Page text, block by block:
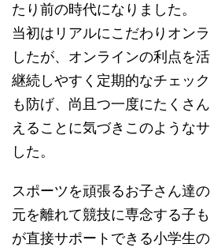
たり前の時代になりました。
当初はリアルにこだわりオン
したが、オンラインの利点を
継続しやすく定期的なチェッ
も防げ、尚且つ一度にたくさ
えることに気づきこのような
した。
スポーツを頑張るお子さん達
元を離れて競技に専念する子
が直接サポートできる小学生